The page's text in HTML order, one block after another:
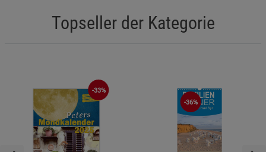
Topseller der Kategorie
-33%
-36%